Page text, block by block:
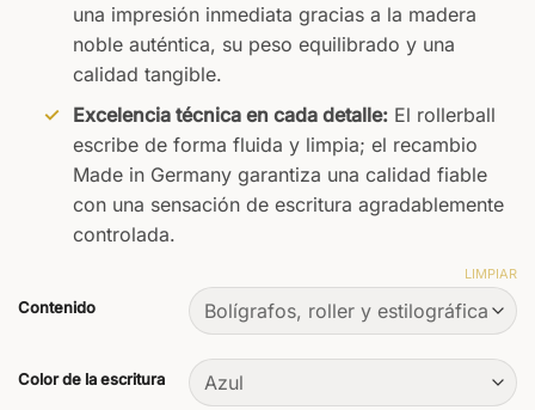
una impresión inmediata gracias a la madera
noble auténtica, su peso equilibrado y una
calidad tangible.
Excelencia técnica en cada detalle:El rollerball
escribe de forma fluida y limpia; el recambio
Made in Germany garantiza una calidad fiable
con una sensación de escritura agradablemente
controlada.
Contenido
Color de la escritura
LIMPIAR